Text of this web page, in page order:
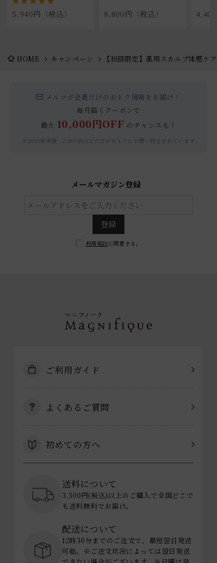
5,940円（税込） 8,800円（税込）
HOME キャンペーン 【初回限定】薬用スカルプ体感ケ
メルマガ会員だけのおトク情報をお届け！
毎月届くクーポンで
最大 10,000円OFF のチャンスも！
※2025年実績：2,000名以上の方がおトクにお買い物をされています
メールマガジン登録
登録
利用規約に同意する。
ご利用ガイド
よくあるご質問
初めての方へ
送料について
3,300円(税込)以上のご購入で全国どこで
も送料無料でお届け。
配送について
12時30分までのご注文で、最短翌日発送
可能。※ご注文状況によっては翌日発送